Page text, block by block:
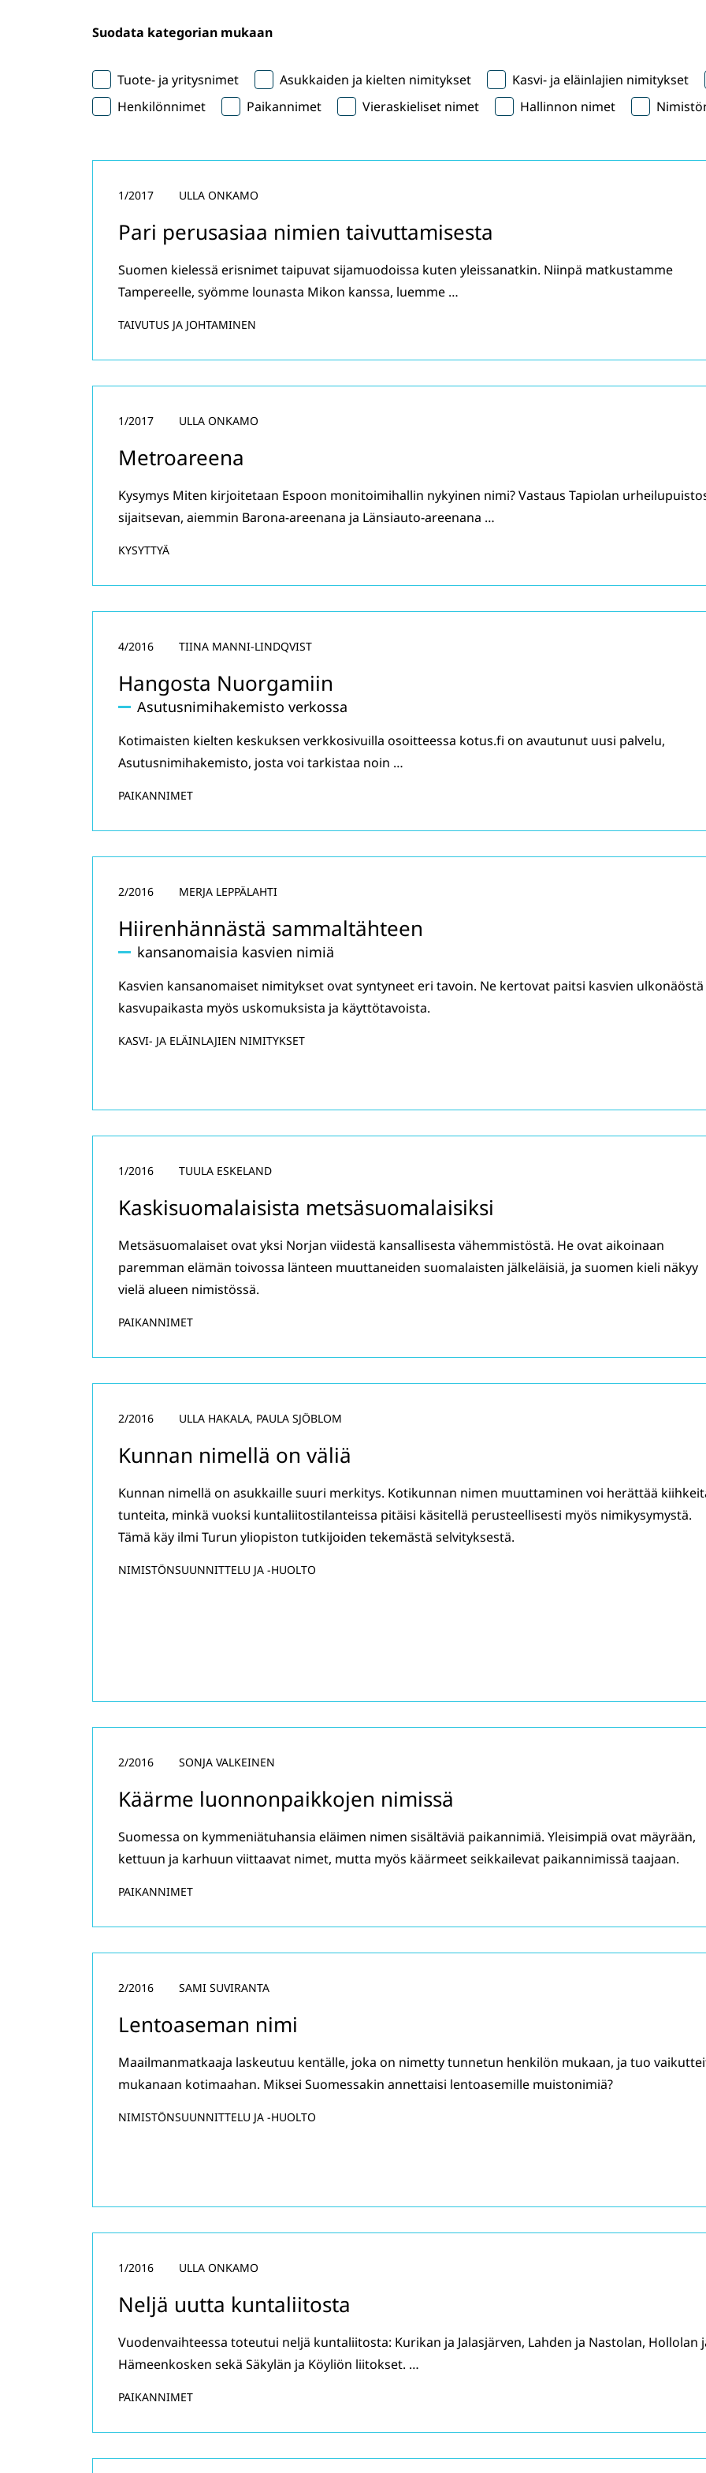
Suodata kategorian mukaan
Tuote- ja yritysnimet Asukkaiden ja kielten nimitykset
Kasvi- ja eläinlajien nimitykset
Henkilönnimet
Paikannimet Vieraskieliset nimet Hallinnon nimet
Pari perusasiaa nimien taivuttamisesta
1/2017 ULLA ONKAMO
Suomen kielessä erisnimet taipuvat sijamuodoissa kuten yleissanatkin. Niinpä matkustamme
Tampereelle, syömme lounasta Mikon kanssa, luemme …
TAIVUTUS JA JOHTAMINEN
Metroareena
1/2017 ULLA ONKAMO
Kysymys Miten kirjoitetaan Espoon monitoimihallin nykyinen nimi? Vastaus Tapiolan
sijaitsevan, aiemmin Barona-areenana ja Länsiauto-areenana …
KYSYTTYÄ
Hangosta Nuorgamiin
Asutusnimihakemisto verkossa
4/2016 TIINA MANNI-LINDQVIST
Kotimaisten kielten keskuksen verkkosivuilla osoitteessa kotus.fi on avautunut uusi palvelu,
Asutusnimihakemisto, josta voi tarkistaa noin …
PAIKANNIMET
Hiirenhännästä sammaltähteen
kansanomaisia kasvien nimiä
2/2016 MERJA LEPPÄLAHTI
Kasvien kansanomaiset nimitykset ovat syntyneet eri tavoin. Ne kertovat paitsi kasvien ulkonäöstä
kasvupaikasta myös uskomuksista ja käyttötavoista.
KASVI- JA ELÄINLAJIEN NIMITYKSET
Kaskisuomalaisista metsäsuomalaisiksi
1/2016 TUULA ESKELAND
Metsäsuomalaiset ovat yksi Norjan viidestä kansallisesta vähemmistöstä. He ovat aikoinaan
paremman elämän toivossa länteen muuttaneiden suomalaisten jälkeläisiä, ja suomen kieli näkyy
vielä alueen nimistössä.
PAIKANNIMET
Kunnan nimellä on väliä
2/2016 ULLA HAKALA, PAULA SJÖBLOM
Kunnan nimellä on asukkaille suuri merkitys. Kotikunnan nimen muuttaminen voi herättää
tunteita, minkä vuoksi kuntaliitostilanteissa pitäisi käsitellä perusteellisesti myös nimikysymystä.
Tämä käy ilmi Turun yliopiston tutkijoiden tekemästä selvityksestä.
NIMISTÖNSUUNNITTELU JA -HUOLTO
Käärme luonnonpaikkojen nimissä
2/2016 SONJA VALKEINEN
Suomessa on kymmeniätuhansia eläimen nimen sisältäviä paikannimiä. Yleisimpiä ovat mäyrään,
kettuun ja karhuun viittaavat nimet, mutta myös käärmeet seikkailevat paikannimissä taajaan.
PAIKANNIMET
Lentoaseman nimi
2/2016 SAMI SUVIRANTA
Maailmanmatkaaja laskeutuu kentälle, joka on nimetty tunnetun henkilön mukaan, ja tuo
mukanaan kotimaahan. Miksei Suomessakin annettaisi lentoasemille muistonimiä?
NIMISTÖNSUUNNITTELU JA -HUOLTO
Neljä uutta kuntaliitosta
1/2016 ULLA ONKAMO
Vuodenvaihteessa toteutui neljä kuntaliitosta: Kurikan ja Jalasjärven, Lahden ja Nastolan, Hollolan
Hämeenkosken sekä Säkylän ja Köyliön liitokset. …
PAIKANNIMET